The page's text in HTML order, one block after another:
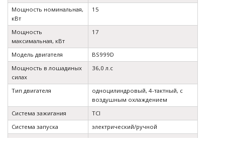
Мощность номинальная,
кВт
15
Мощность
максимальная, кВт
17
Модель двигателя
BS999D
Мощность в лошадиных
силах
36,0 л.с
Тип двигателя
одноцилиндровый, 4-тактный, с
воздушным охлаждением
Система зажигания
TCI
Система запуска
электрический/ручной